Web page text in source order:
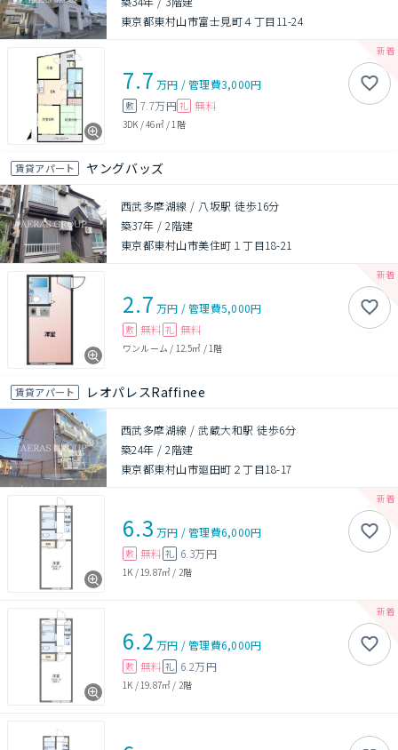
東京都東村山市富士見町４丁目11-24
7.7 万円 /管理費3,000円
敷 7.7万円 礼 無料
3DK /46㎡/ 1階
賃貸アパート ヤングバッズ
西武多摩湖線 / 八坂駅 徒歩16分
築37年 /2階建
東京都東村山市美住町１丁目18-21
2.7 万円 /管理費5,000円
敷 無料 礼 無料
ワンルーム / 12.5㎡ / 1階
賃貸アパート レオパレスRaffinee
西武多摩湖線 / 武蔵大和駅 徒歩6分
築24年 /2階建
東京都東村山市廻田町２丁目18-17
6.3 万円 /管理費6,000円
敷 無料 礼 6.3万円
1K / 19.87㎡ / 2階
6.2 万円 /管理費6,000円
敷 無料 礼 6.2万円
1K / 19.87㎡ / 2階